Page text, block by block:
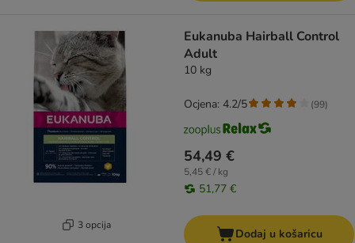
3 opcija
Eukanuba Hairball Control
Adult
10 kg
54,49 €
5,45 € / kg
51,77 €
Ocjena: 4.2/5 (99)
Dodaj u košaricu